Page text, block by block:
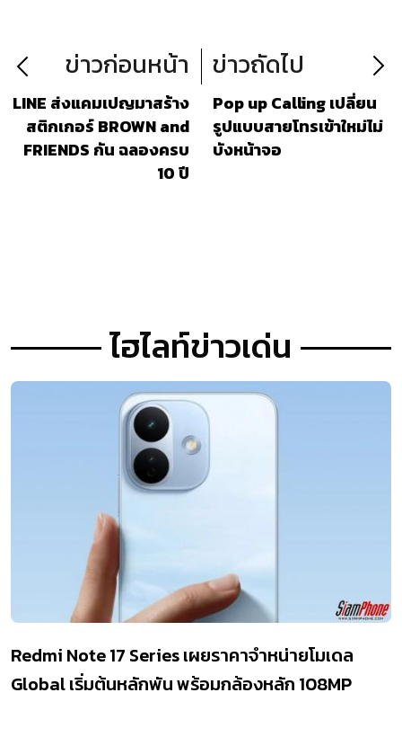
ข่าวก่อนหน้า
LINE ส่งแคมเปญมาสร้าง
สติกเกอร์ BROWN and
FRIENDS กัน ฉลองครบ
10 ปี
ข่าวถัดไป
Pop up Calling เปลี่ยน
รูปแบบสายโทรเข้าใหม่ไม่
บังหน้าจอ
ไฮไลท์ข่าวเด่น
Redmi Note 17 Series เผยราคาจำหน่ายโมเดล
Global เริ่มต้นหลักพัน พร้อมกล้องหลัก 108MP